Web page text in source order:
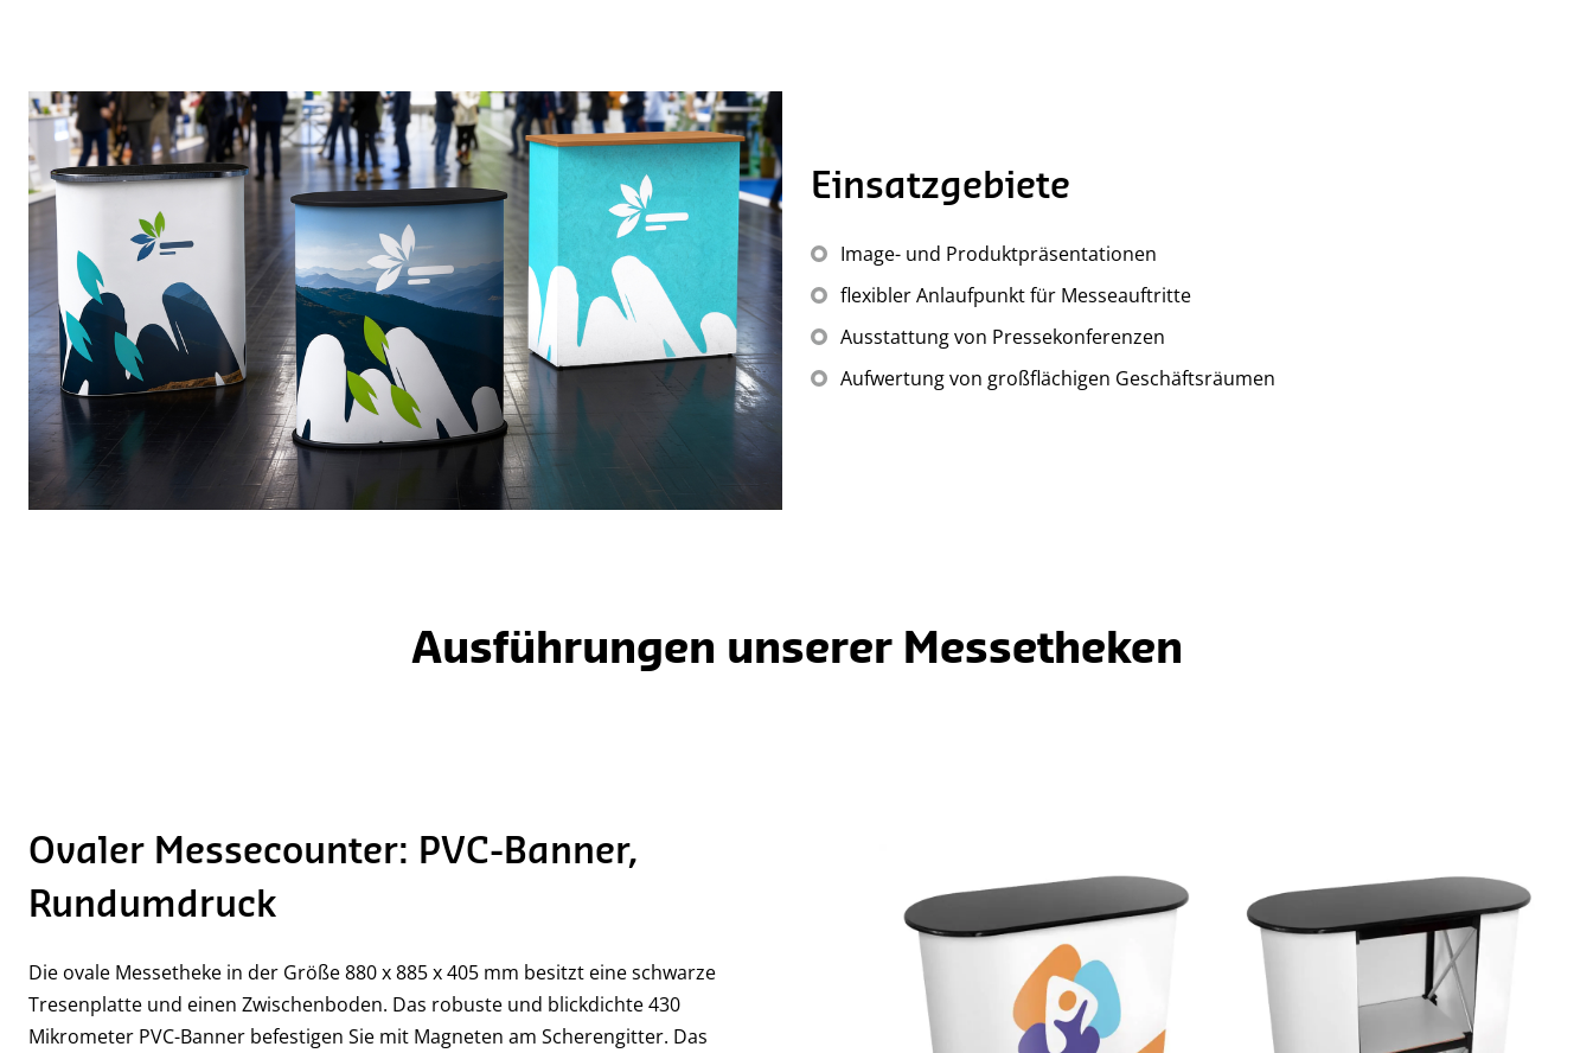
Einsatzgebiete
Image- und Produktpräsentationen
flexibler Anlaufpunkt für Messeauftritte
Ausstattung von Pressekonferenzen
Aufwertung von großflächigen Geschäftsräumen
Ausführungen unserer Messetheken
Ovaler Messecounter: PVC-Banner,
Rundumdruck
Die ovale Messetheke in der Größe 880 x 885 x 405 mm besitzt eine schwarze
Tresenplatte und einen Zwischenboden. Das robuste und blickdichte 430
Mikrometer PVC-Banner befestigen Sie mit Magneten am Scherengitter. Das